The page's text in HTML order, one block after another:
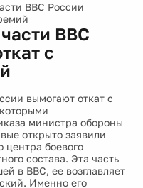
ВВС России
ВВС
с
вымогают откат с
министра обороны
открыто заявили
центра боевого
состава. Эта часть
в ВВС, ее возглавляет
Именно его